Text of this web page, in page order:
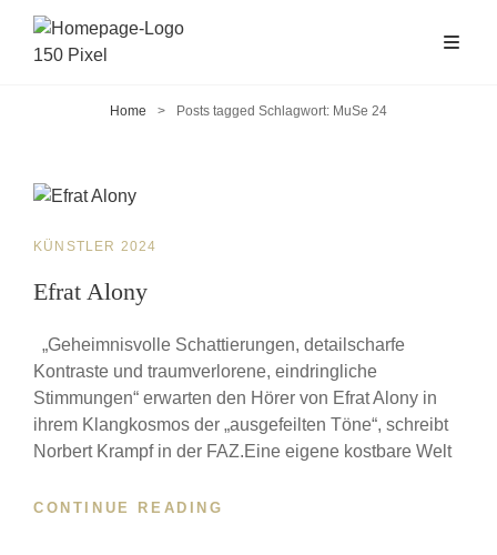
Home > Posts tagged Schlagwort: MuSe 24
CAT
KÜNSTLER 2024
Efrat Alony
„Geheimnisvolle Schattierungen, detailscharfe
Kontraste und traumverlorene, eindringliche
Stimmungen“ erwarten den Hörer von Efrat Alony in
ihrem Klangkosmos der „ausgefeilten Töne“, schreibt
Norbert Krampf in der FAZ.Eine eigene kostbare Welt
CONTINUE READING